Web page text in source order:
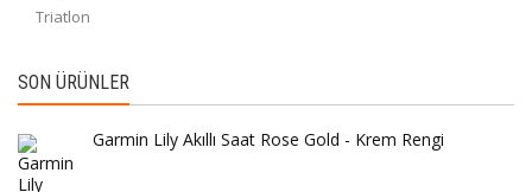
Triatlon
SON ÜRÜNLER
Garmin Lily Akıllı Saat Rose Gold - Krem Rengi